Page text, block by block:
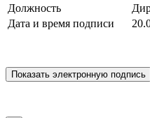
Должность
Дата и время подписи